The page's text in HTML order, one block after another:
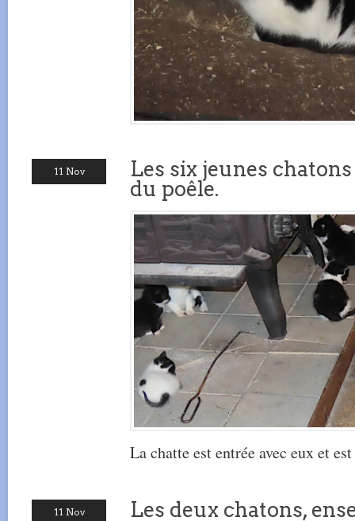
11 Nov
Les six jeunes
du poêle.
La chatte est entrée avec eux et
11 Nov Les deux chatons,